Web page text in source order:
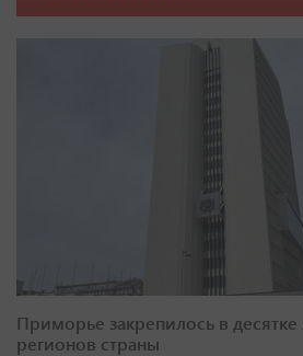
Приморье закрепилось в
регионов страны